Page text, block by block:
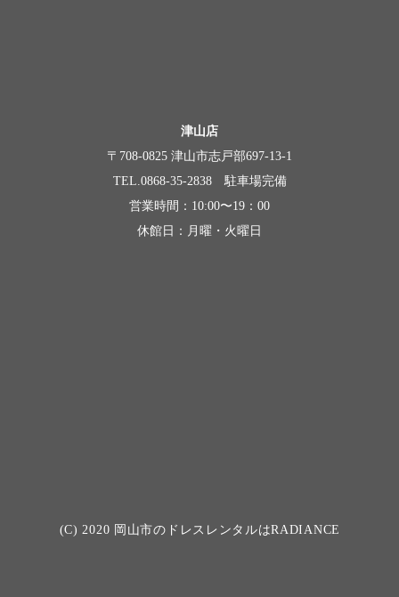
津山店
〒708-0825 津山市志戸部697-13-1
TEL.0868-35-2838 駐車場完備
営業時間：10:00〜19：00
休館日：月曜・火曜日
(C) 2020 岡山市のドレスレンタルはRADIANCE